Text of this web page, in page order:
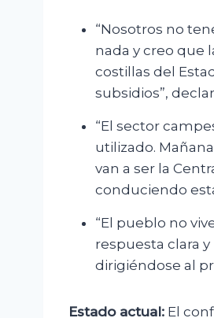
“Nosotros no
nada y creo que
costillas del
subsidios”,
“El sector
utilizado.
van a ser la
conduciendo
“El pueblo no
respuesta clara
dirigiéndose al
Estado actual: El